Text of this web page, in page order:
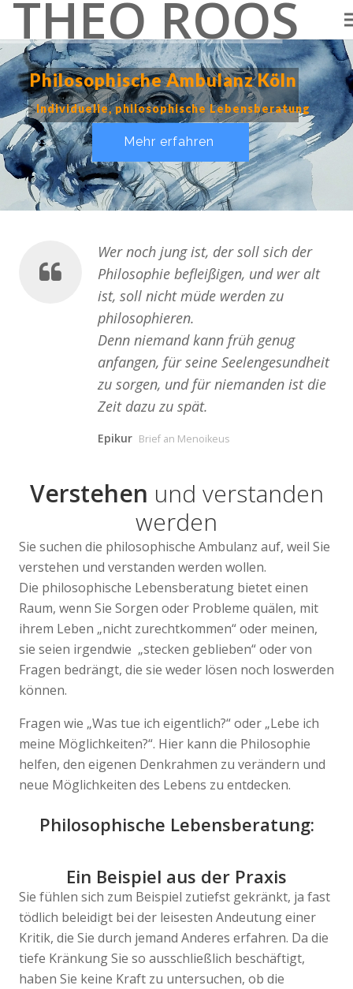
THEO ROOS
Philosophische Ambulanz Köln
Individuelle, philosophische Lebensberatung
Mehr erfahren
Wer noch jung ist, der soll sich der
Philosophie befleißigen, und wer alt
ist, soll nicht müde werden zu
philosophieren.
Denn niemand kann früh genug
anfangen, für seine Seelengesundheit
zu sorgen, und für niemanden ist die
Zeit dazu zu spät.
Epikur Brief an Menoikeus
Verstehen und verstanden
werden
Sie suchen die philosophische Ambulanz auf, weil Sie
verstehen und verstanden werden wollen.
Die philosophische Lebensberatung bietet einen
Raum, wenn Sie Sorgen oder Probleme quälen, mit
ihrem Leben „nicht zurechtkommen“ oder meinen,
sie seien irgendwie „stecken geblieben“ oder von
Fragen bedrängt, die sie weder lösen noch loswerden
können.
Fragen wie „Was tue ich eigentlich?“ oder „Lebe ich
meine Möglichkeiten?“. Hier kann die Philosophie
helfen, den eigenen Denkrahmen zu verändern und
neue Möglichkeiten des Lebens zu entdecken.
Philosophische Lebensberatung:
Ein Beispiel aus der Praxis
Sie fühlen sich zum Beispiel zutiefst gekränkt, ja fast
tödlich beleidigt bei der leisesten Andeutung einer
Kritik, die Sie durch jemand Anderes erfahren. Da die
tiefe Kränkung Sie so ausschließlich beschäftigt,
haben Sie keine Kraft zu untersuchen, ob die